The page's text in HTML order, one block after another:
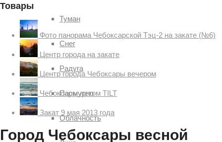
Туман
Снег
Радуга
Пасмурно
Облачность
Товары
Фото панорама Чебоксарской Тэц-2 на закате (№6)
Центр города на закате
Центр города Чебоксары вечером
Чебоксары летом TILT
Закат 9 мая 2013 года
Город Чебоксары весной